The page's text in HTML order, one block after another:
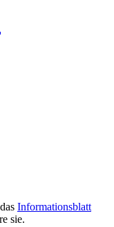
Informationsblatt
sie.